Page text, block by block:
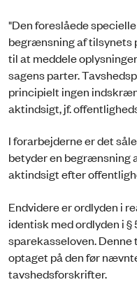
"Den foreslåede
begrænsning af tilsynets
til at meddele
sagens parter.
principielt ingen
aktindsigt, jf.
I forarbejderne er det
betyder en begrænsning
aktindsigt efter
Endvidere er ordlyden i
identisk med ordlyden i §
sparekasseloven.
optaget på den før
tavshedsforskrifter.